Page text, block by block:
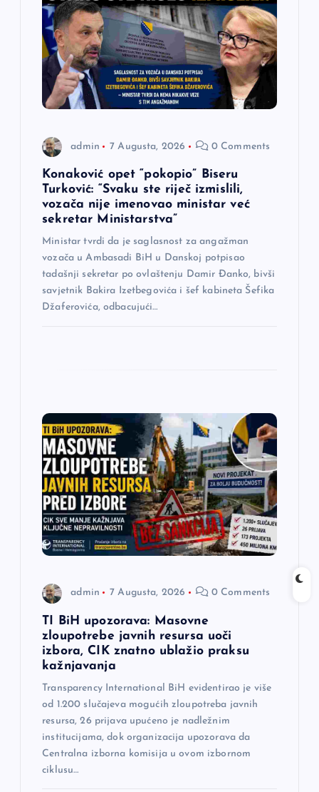
admin 7 Augusta, 2026 0 Comments
Konaković opet “pokopio” Biseru
Turković: “Svaku ste riječ izmislili,
vozača nije imenovao ministar već
sekretar Ministarstva”
Ministar tvrdi da je saglasnost za angažman
vozača u Ambasadi BiH u Danskoj potpisao
tadašnji sekretar po ovlaštenju Damir Đanko, bivši
savjetnik Bakira Izetbegovića i šef kabineta Šefika
Džaferovića, odbacujući…
admin 7 Augusta, 2026 0 Comments
TI BiH upozorava: Masovne
zloupotrebe javnih resursa uoči
izbora, CIK znatno ublažio praksu
kažnjavanja
Transparency International BiH evidentirao je više
od 1.200 slučajeva mogućih zloupotreba javnih
resursa, 26 prijava upućeno je nadležnim
institucijama, dok organizacija upozorava da
Centralna izborna komisija u ovom izbornom
ciklusu…